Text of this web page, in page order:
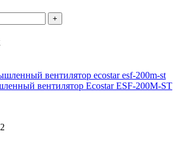
+
вентилятор Ecostar ESF-200M-ST